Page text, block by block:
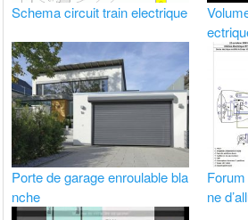
Schema circuit train electrique
Porte de garage enroulable bla
nche
ne